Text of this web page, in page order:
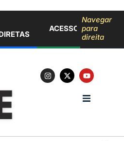
ACESSO À
Navegar
para
direita